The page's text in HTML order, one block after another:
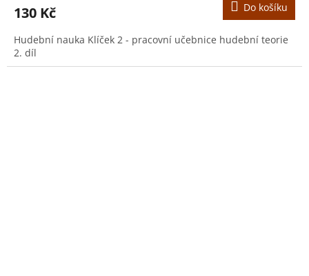
130 Kč Do košíku
Hudební nauka Klíček 2 - pracovní učebnice hudební teorie
2. díl